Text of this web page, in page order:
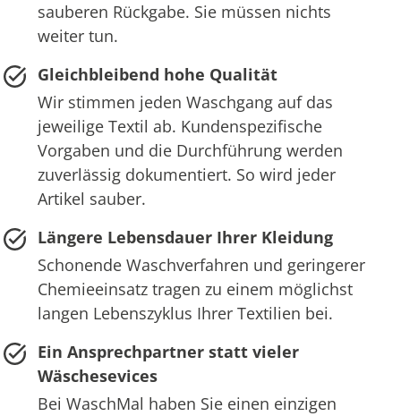
sauberen Rückgabe. Sie müssen nichts
weiter tun.
Gleichbleibend hohe Qualität
Wir stimmen jeden Waschgang auf das
jeweilige Textil ab. Kundenspezifische
Vorgaben und die Durchführung werden
zuverlässig dokumentiert. So wird jeder
Artikel sauber.
Längere Lebensdauer Ihrer Kleidung
Schonende Waschverfahren und geringerer
Chemieeinsatz tragen zu einem möglichst
langen Lebenszyklus Ihrer Textilien bei.
Ein Ansprechpartner statt vieler
Wäschesevices
Bei WaschMal haben Sie einen einzigen